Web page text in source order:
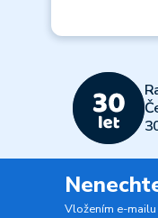
Vložením e-